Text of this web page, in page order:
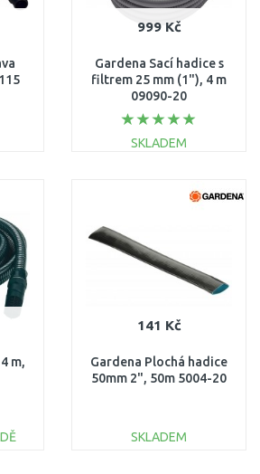
999 Kč
Gardena Sací hadice s
filtrem 25 mm (1"), 4 m
09090-20
SKLADEM
m,
141 Kč
Gardena Plochá hadice
50mm 2", 50m 5004-20
SKLADEM